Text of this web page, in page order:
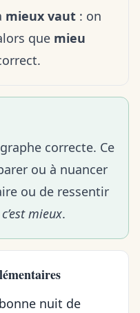
mieux vaut : on
que mieu
correcte. Ce
ou à nuancer
ou de ressentir
c’est mieux.
nuit de